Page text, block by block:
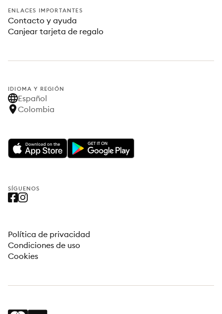
ENLACES IMPORTANTES
Contacto y ayuda
Canjear tarjeta de regalo
IDIOMA Y REGIÓN
Español
Colombia
SÍGUENOS
Política de privacidad
Condiciones de uso
Cookies